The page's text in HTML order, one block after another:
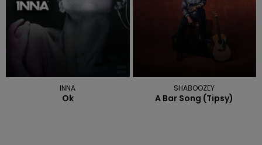
INNA
Ok
SHABOOZEY
A Bar Song (tipsy)